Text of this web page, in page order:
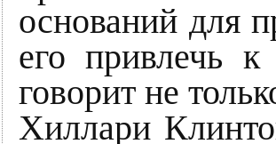
оснований для
его привлечь к
говорит не
Хиллари